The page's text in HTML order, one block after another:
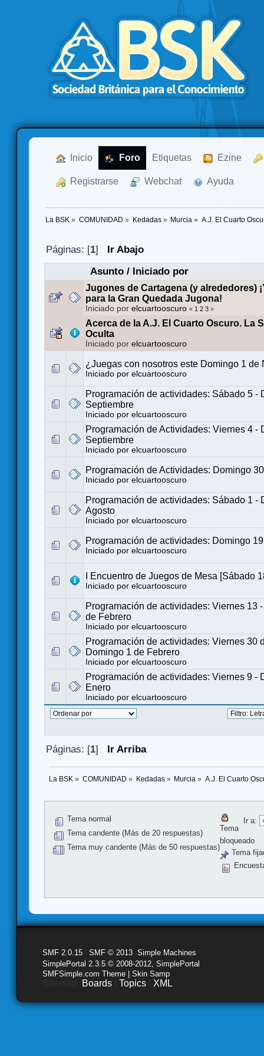
Inicio Foro Etiquetas Ezine
Registrarse Webchat Ayuda
La BSK » COMUNIDAD » Kedadas» Murcia » A.J. El Cuarto
Páginas: [1]
Ir Abajo
Asunto/ Iniciado por
Jugones de Cartagena (y alrededores)
para la Gran Quedada Jugona!
Iniciado por elcuartooscuro « 1 2 3 »
Acerca de la A.J. El Cuarto Oscuro. La
Oculta
Iniciado por elcuartooscuro
¿Juegas con nosotros este Domingo 1 de
Iniciado por elcuartooscuro
Programación de actividades: Sábado 5 -
Septiembre
Iniciado por elcuartooscuro
Programación de Actividades: Viernes 4 -
Septiembre
Iniciado por elcuartooscuro
Programación de Actividades: Domingo
Iniciado por elcuartooscuro
Programación de actividades: Sábado 1 -
Agosto
Iniciado por elcuartooscuro
Programación de actividades: Domingo
Iniciado por elcuartooscuro
I Encuentro de Juegos de Mesa [Sábado
Iniciado por elcuartooscuro
Programación de actividades: Viernes 13
de Febrero
Iniciado por elcuartooscuro
Programación de actividades: Viernes 30
Domingo 1 de Febrero
Iniciado por elcuartooscuro
Programación de actividades: Viernes 9 -
Enero
Iniciado por elcuartooscuro
Páginas: [1] Ir Arriba
La BSK » COMUNIDAD » Kedadas» Murcia » A.J. El Cuarto
Ir a:
Tema normal
Tema candente (Más de 20 respuestas)
Tema muy candente (Más de 50 respuestas)
Tema
bloqueado
Tema
SMF 2.0.15 SMF © 2013 Simple Machines
SimplePortal 2.3.5 © 2008-2012, SimplePortal
SMFSimple.com Theme | Skin Samp
Boards Topics XML